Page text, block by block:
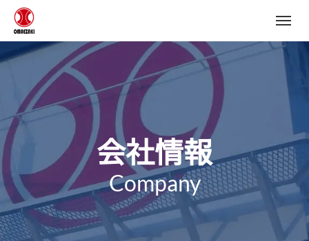
会社情報
Company